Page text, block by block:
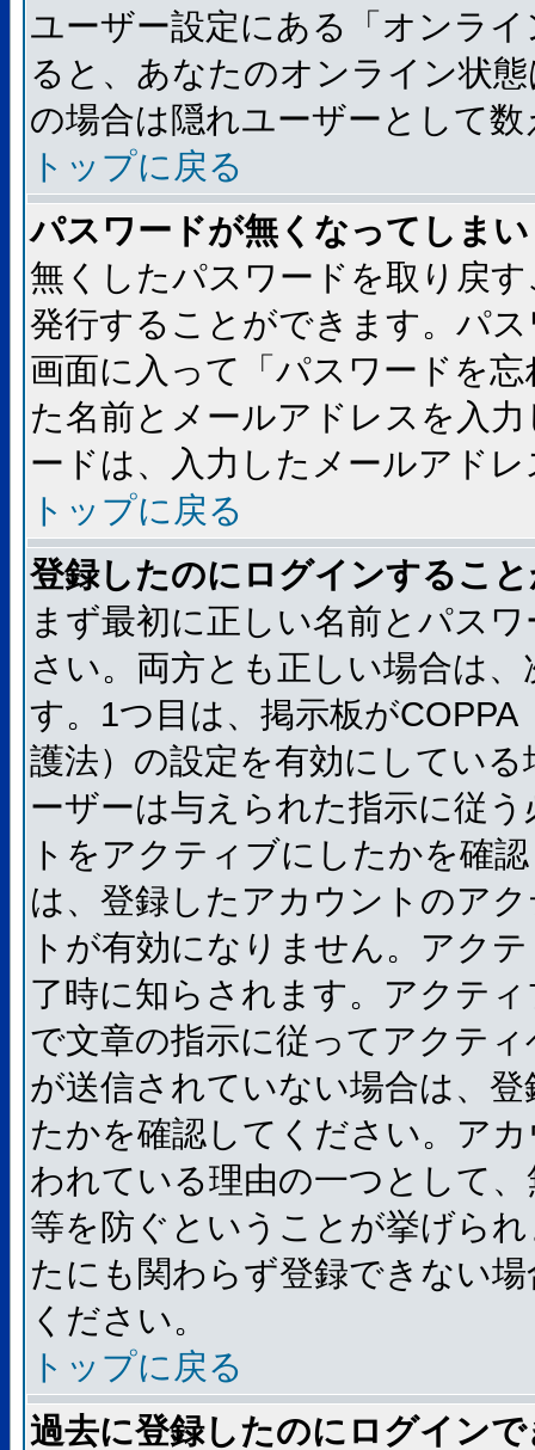
ユーザー設定にある「オンラ
ると、あなたのオンライン状
の場合は隠れユーザーとして
トップに戻る
パスワードが無くなってしま
無くしたパスワードを取り戻
発行することができます。パ
画面に入って「パスワードを
た名前とメールアドレスを入
ードは、入力したメールアド
トップに戻る
登録したのにログインするこ
まず最初に正しい名前とパス
さい。両方とも正しい場合は
す。1つ目は、掲示板が
護法）の設定を有効にしてい
ーザーは与えられた指示に従
トをアクティブにしたかを確
は、登録したアカウントのア
トが有効になりません。アク
了時に知らされます。アクテ
で文章の指示に従ってアクテ
が送信されていない場合は、
たかを確認してください。ア
われている理由の一つとして
等を防ぐということが挙げら
たにも関わらず登録できない
ください。
トップに戻る
過去に登録したのにログイン